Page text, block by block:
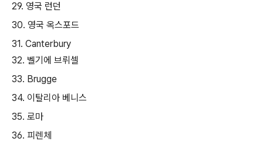
29. 영국 런던
30. 영국 옥스포드
31. Canterbury
32. 벨기에 브뤼셀
33. Brugge
34. 이탈리아 베니스
35. 로마
36. 피렌체